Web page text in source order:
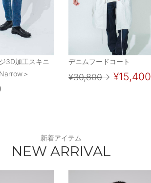
3D加工スキニ
＞
デニムフードコート
¥30,800→ ¥15,400
新着アイテム
NEW ARRIVAL